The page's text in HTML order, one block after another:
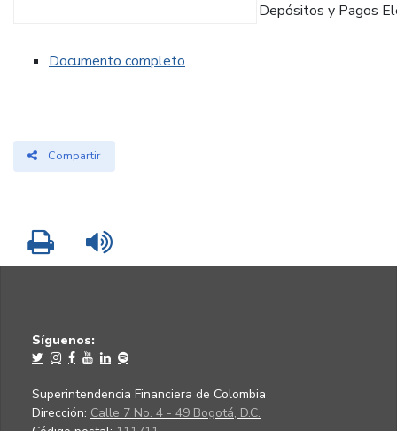
Depósitos y Pagos
Documento completo
Compartir
Imprimir
Síguenos:
Superintendencia Financiera de Colombia
Dirección: Calle 7 No. 4 - 49 Bogotá, D.C.